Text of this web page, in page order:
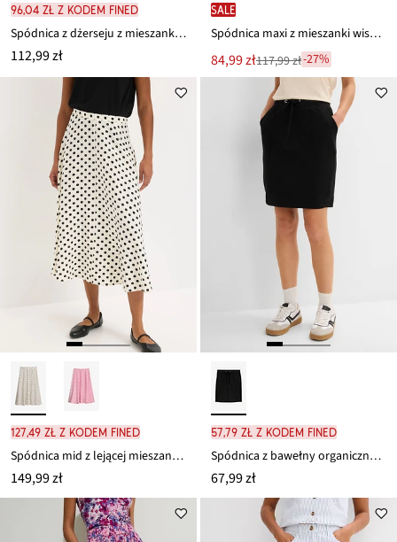
96,04 zł z kodem FINED
Spódnica z dżerseju z mieszanki wiskozy
112,99 zł
SALE
Spódnica maxi z mieszanki wiskozy
Nowa
cena
84,99 zł
Przeceniono
117,99 zł
117,99 zł-27%
127,49 zł z kodem FINED
Spódnica mid z lejącej mieszanki wiskozy
149,99 zł
57,79 zł z kodem FINED
Spódnica z bawełny organicznej ze stretchem
67,99 zł